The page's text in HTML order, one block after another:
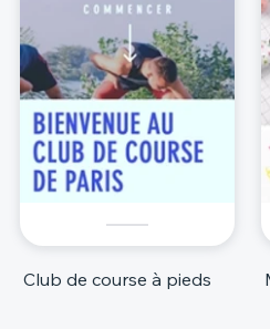
Club de course à pieds